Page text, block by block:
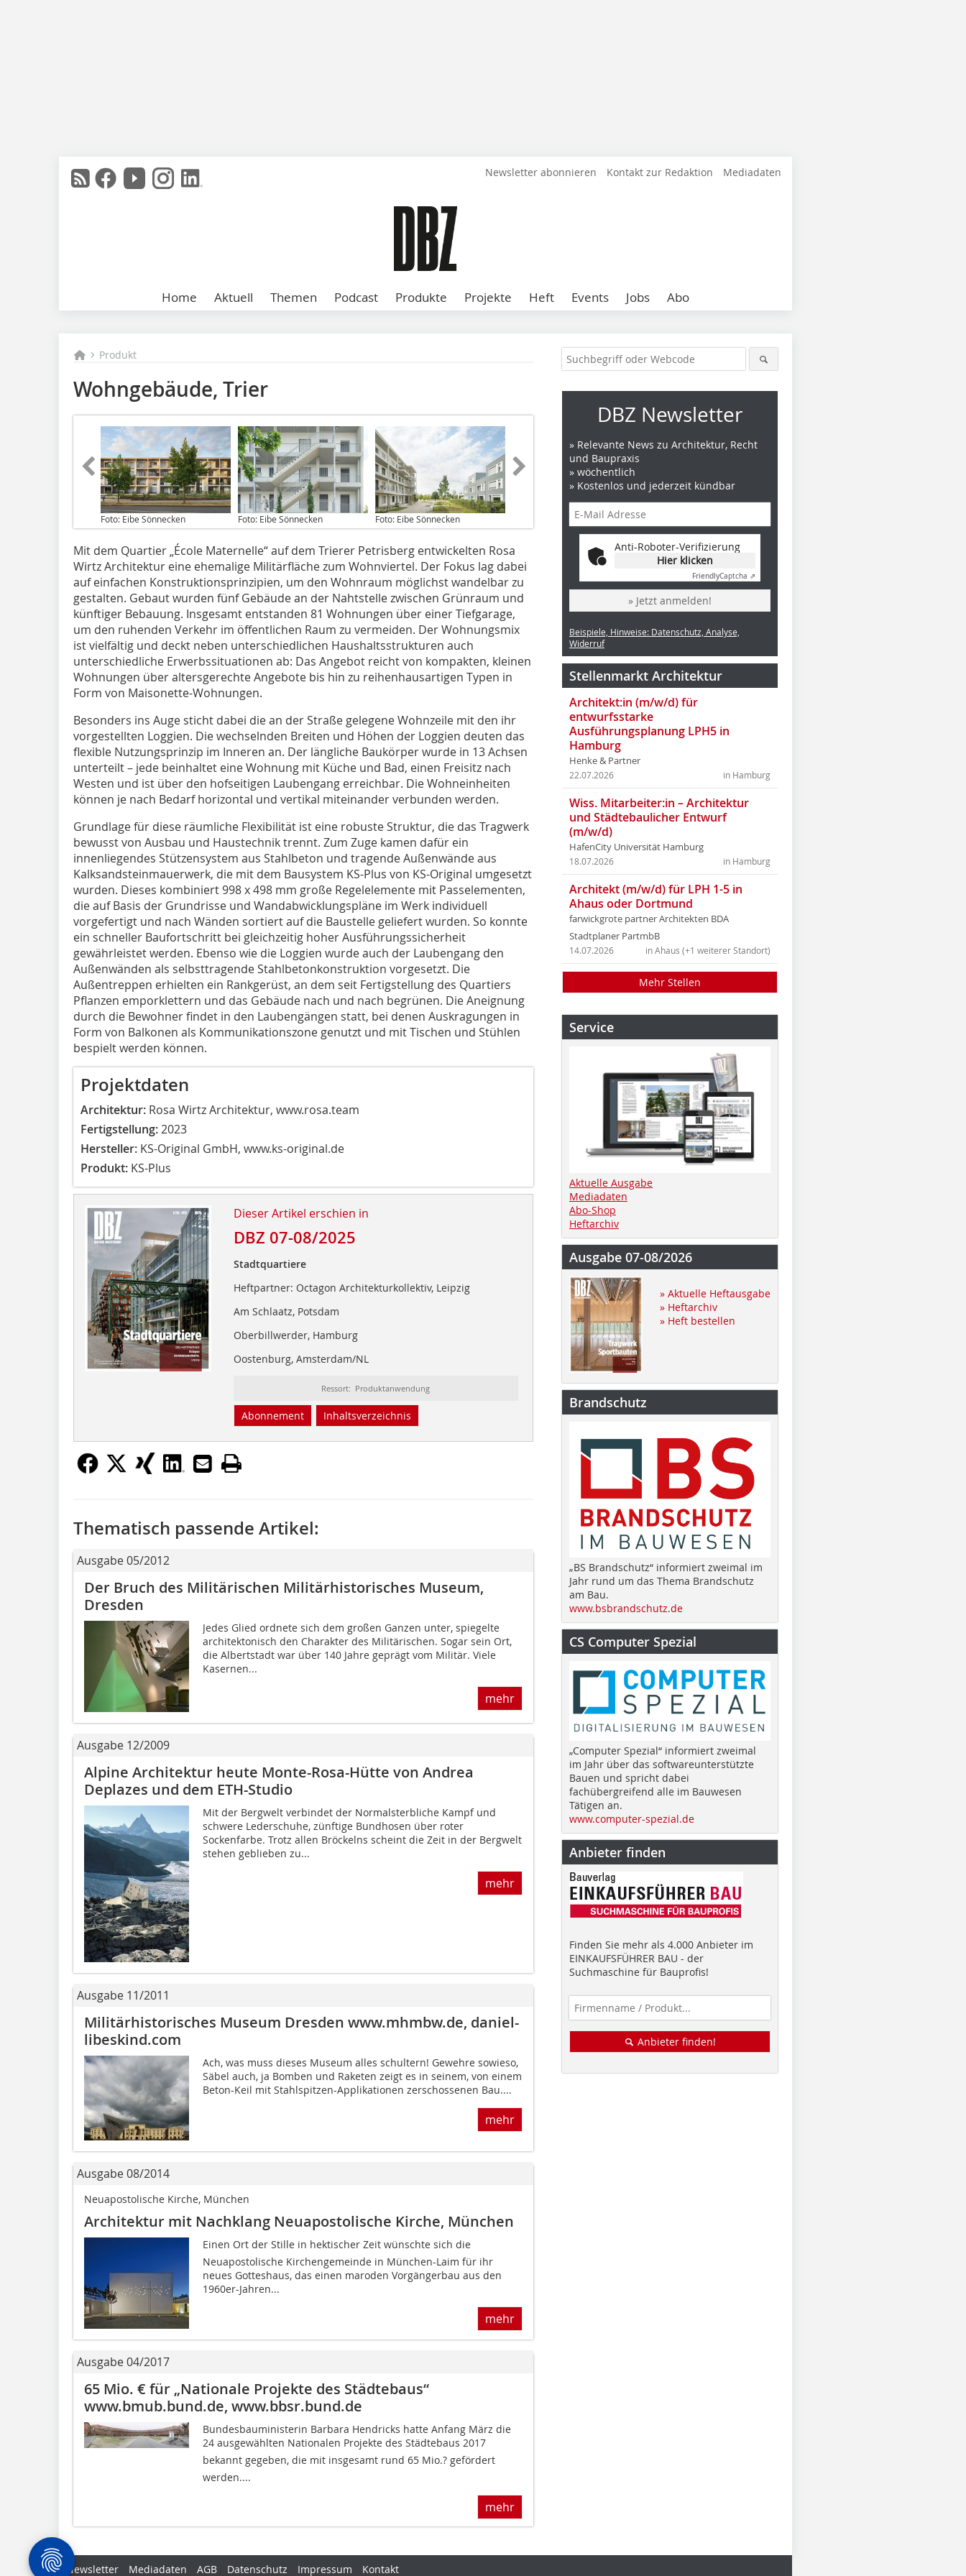
Newsletter abonnieren Kontakt zur Redaktion Mediadaten
Home Aktuell Themen Podcast Produkte Projekte Heft Events Jobs Abo
Produkt
Wohngebäude, Trier
Foto: Eibe Sönnecken Foto: Eibe Sönnecken Foto: Eibe Sönnecken
Mit dem Quartier „École Maternelle“ auf dem Trierer Petrisberg entwickelten Rosa
Wirtz Architektur eine ehemalige Militärfläche zum Wohnviertel. Der Fokus lag dabei
auf einfachen Konstruktionsprinzipien, um den Wohnraum möglichst wandelbar zu
gestalten. Gebaut wurden fünf Gebäude an der Nahtstelle zwischen Grünraum und
künftiger Bebauung. Insgesamt entstanden 81 Wohnungen über einer Tiefgarage,
um den ruhenden Verkehr im öffentlichen Raum zu vermeiden. Der Wohnungsmix
ist vielfältig und deckt neben unterschiedlichen Haushaltsstrukturen auch
unterschiedliche Er­werbssituationen ab: Das Angebot reicht von kompakten, kleinen
Wohnungen über altersgerechte Angebote bis hin zu reihenhausartigen Typen in
Form von Maisonette-Wohnungen.
Besonders ins Auge sticht dabei die an der Straße gelegene Wohnzeile mit den ihr
vorgestellten Loggien. Die wechselnden Breiten und Höhen der Loggien deuten das
flexible Nutzungsprinzip im Inneren an. Der längliche Baukörper wurde in 13 Achsen
unterteilt – jede beinhaltet eine Wohnung mit Küche und Bad, einen Freisitz nach
Westen und ist über den hofseitigen Laubengang erreichbar. Die Wohneinheiten
können je nach Bedarf horizontal und vertikal miteinander verbunden werden.
Grundlage für diese räumliche Flexibilität ist eine robuste Struktur, die das Tragwerk
bewusst von Ausbau und Haustechnik trennt. Zum Zuge kamen dafür ein
innenliegendes Stützensystem aus Stahlbeton und tragende Außenwände aus
Kalksandsteinmauerwerk, die mit dem Bausystem KS-Plus von KS-Original umgesetzt
wurden. Dieses kombiniert 998 x 498 mm große Regelelemente mit Passelementen,
die auf Basis der Grundrisse und Wandabwicklungspläne im Werk individuell
vorgefertigt und nach Wänden sortiert auf die Baustelle geliefert wurden. So konnte
ein schneller Baufortschritt bei gleichzeitig hoher Ausführungssicherheit
gewährleistet werden. Ebenso wie die Loggien wurde auch der Laubengang den
Außenwänden als selbsttragende Stahlbetonkonstruktion vorgesetzt. Die
Außentreppen erhielten ein Rankgerüst, an dem seit Fertigstellung des Quartiers
Pflanzen emporklettern und das Gebäude nach und nach begrünen. Die Aneignung
durch die Bewohner findet in den Laubengängen statt, bei denen Auskragungen in
Form von Balkonen als Kommunikationszone genutzt und mit Tischen und Stühlen
bespielt werden können.
Projektdaten
Architektur: Rosa Wirtz Architektur, www.rosa.team
Fertigstellung:2023
Hersteller: KS-Original GmbH, www.ks-original.de
Produkt: KS-Plus
Dieser Artikel erschien in
DBZ 07-08/2025
Stadtquartiere
Heftpartner: Octagon Architekturkollektiv, Leipzig
Am Schlaatz, Potsdam
Oberbillwerder, Hamburg
Oostenburg, Amsterdam/NL
Ressort: Produktanwendung
Abonnement Inhaltsverzeichnis
Thematisch passende Artikel:
Ausgabe 05/2012
Der Bruch des Militärischen Militärhistorisches Museum,
Dresden
Jedes Glied ordnete sich dem großen Ganzen unter, spiegelte
architektonisch den Charakter des Militärischen. Sogar sein Ort,
die Albertstadt war über 140 Jahre geprägt vom Militär. Viele
Kasernen...
mehr
Ausgabe 12/2009
Alpine Architektur heute Monte-Rosa-Hütte von Andrea
Deplazes und dem ETH-Studio
Mit der Bergwelt verbindet der Normalsterbliche Kampf und
schwere Lederschuhe, zünftige Bundhosen über roter
Sockenfarbe. Trotz allen Bröckelns scheint die Zeit in der Bergwelt
stehen geblieben zu...
mehr
Ausgabe 11/2011
Militärhistorisches Museum Dresden www.mhmbw.de, daniel-
libeskind.com
Ach, was muss dieses Museum alles schultern! Gewehre sowieso,
Säbel auch, ja Bomben und Raketen zeigt es in seinem, von einem
Beton-Keil mit Stahlspitzen-Applika­tionen zerschossenen Bau....
mehr
Ausgabe 08/2014
Neuapostolische Kirche, München
Architektur mit Nachklang Neuapostolische Kirche, München
Einen Ort der Stille in hektischer Zeit wünschte sich die
Neuapostolische Kirchengemeinde in München-Laim für ihr
neues Gotteshaus, das einen maroden Vorgängerbau aus den
1960er-Jahren...
mehr
Ausgabe 04/2017
65 Mio. € für „Nationale Projekte des Städtebaus“
www.bmub.bund.de, www.bbsr.bund.de
Bundesbauministerin Barbara Hendricks hatte Anfang März die
24 ausgewählten Nationalen Projekte des Städtebaus 2017
bekannt gegeben, die mit insgesamt rund 65 Mio.? gefördert
werden....
mehr
DBZ Newsletter
» Relevante News zu Architektur, Recht
und Baupraxis
» wöchentlich
» Kostenlos und jederzeit kündbar
Anti-Roboter-Verifizierung
Hier klicken
FriendlyCaptcha ⇗
» Jetzt anmelden!
Beispiele, Hinweise: Datenschutz, Analyse,
Widerruf
Stellenmarkt Architektur
Architekt:in (m/w/d) für
entwurfsstarke
Ausführungsplanung LPH5 in
Hamburg
Henke & Partner
in Hamburg
22.07.2026
Wiss. Mitarbeiter:in – Architektur
und Städtebaulicher Entwurf
(m/w/d)
HafenCity Universität Hamburg
in Hamburg
18.07.2026
Architekt (m/w/d) für LPH 1-5 in
Ahaus oder Dortmund
farwickgrote partner Architekten BDA
Stadtplaner PartmbB
in Ahaus (+1 weiterer Standort)
14.07.2026
Mehr Stellen
Service
Aktuelle Ausgabe
Mediadaten
Abo-Shop
Heftarchiv
Ausgabe 07-08/2026
» Aktuelle Heftausgabe
» Heftarchiv
» Heft bestellen
Brandschutz
„BS Brandschutz“ informiert zweimal im
Jahr rund um das Thema Brandschutz
am Bau.
www.bsbrandschutz.de
CS Computer Spezial
„Computer Spezial“ informiert zweimal
im Jahr über das softwareunterstützte
Bauen und spricht dabei
fachübergreifend alle im Bauwesen
Tätigen an.
www.computer-spezial.de
Anbieter finden
Finden Sie mehr als 4.000 Anbieter im
EINKAUFSFÜHRER BAU - der
Suchmaschine für Bauprofis!
Anbieter finden!
Newsletter Mediadaten AGB Datenschutz Impressum Kontakt